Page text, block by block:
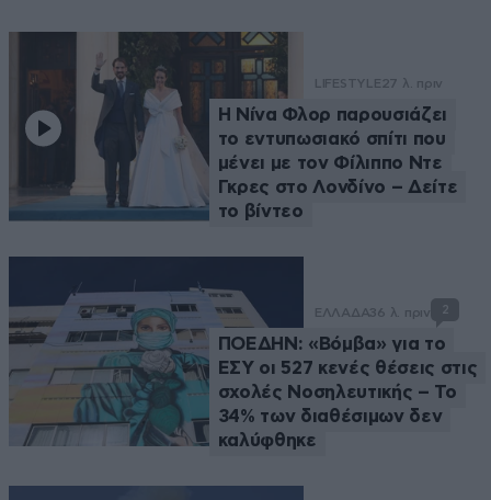
LIFESTYLE27 λ. πριν
Η Νίνα Φλορ παρουσιάζει
το εντυπωσιακό σπίτι που
μένει με τον Φίλιππο Ντε
Γκρες στο Λονδίνο – Δείτε
το βίντεο
ΕΛΛΑΔΑ36 λ. πριν 2
ΠΟΕΔΗΝ: «Βόμβα» για το
ΕΣΥ οι 527 κενές θέσεις στις
σχολές Νοσηλευτικής – Το
34% των διαθέσιμων δεν
καλύφθηκε